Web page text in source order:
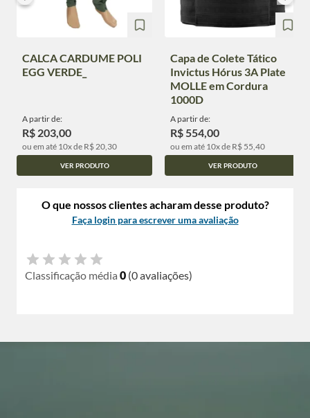
CALCA CARDUME POLI
EGG VERDE_
A partir de:
R$ 203,00
ou em até 10x de R$ 20,30
VER PRODUTO
Capa de Colete Tático
Invictus Hórus 3A Plate
MOLLE em Cordura
1000D
A partir de:
R$ 554,00
ou em até 10x de R$ 55,40
VER PRODUTO
O que nossos clientes acharam desse produto?
Faça login para escrever uma avaliação
Classificação média 0 (0 avaliações)